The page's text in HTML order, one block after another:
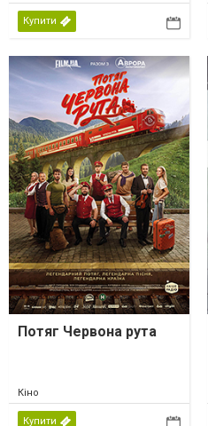
Купити
Потяг Червона рута
Кіно
Купити